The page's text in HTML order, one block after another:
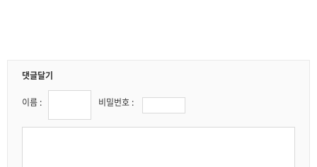
댓글달기
이름 : 비밀번호 :